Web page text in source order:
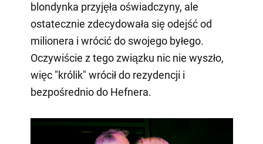
blondynka przyjęła oświadczyny, ale
ostatecznie zdecydowała się odejść od
milionera i wrócić do swojego byłego.
Oczywiście z tego związku nic nie wyszło,
więc "królik" wrócił do rezydencji i
bezpośrednio do Hefnera.